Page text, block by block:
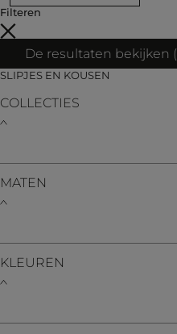
Filteren
De resultaten bekijken (
SLIPJES EN KOUSEN
COLLECTIES
MATEN
KLEUREN